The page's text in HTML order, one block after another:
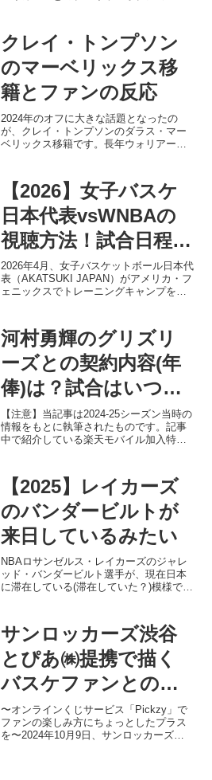
挙げられていました。レブロン・ジェー
ムズの去就に...
クレイ・トンプソン
のマーベリックス移
籍とファンの反応
2024年のオフに大きな話題となったの
が、クレイ・トンプソンのダラス・マー
ベリックス移籍です。長年ウォリアーズ
も一気に注目を集めました。ここでは、
移籍の条件とポイント、...
【2026】女子バスケ
日本代表vsWNBAの
視聴方法！試合日程と
配信まとめ
2026年4月、女子バスケットボール日本代
表（AKATSUKI JAPAN）がアメリカ・フ
ェニックスでトレーニングキャンプを実
ェニックス・マーキュリー」戦の視聴
方...
河村勇輝のグリズリ
ーズとの契約内容(年
俸)は？試合はいつか
ら？
【注意】当記事は2024-25シーズン当時の
情報をもとに執筆されたものです。記事
中で紹介している楽天モバイル加入特典
します。2025-26シーズン...
【2025】レイカーズ
のバンダービルトが
来日しているみたい
NBAロサンゼルス・レイカーズのジャレ
ッド・バンダービルト選手が、現在日本
に滞在している(滞在していた？)模様で
ている様子などを投稿。奈良公園ではマ
マチャリに乗る姿...
サンロッカーズ渋谷
とぴあ㈱提携で描く
バスケファンとの新
しいつながり
〜オンラインくじサービス「Pickzy」で
ファンの楽しみ方にちょっとしたプラス
を〜2024年10月9日、サンロッカーズ渋